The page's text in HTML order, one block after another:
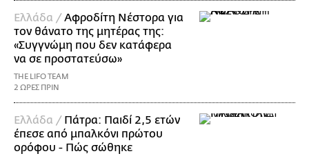
Ελλάδα /Αφροδίτη Νέστορα για
τον θάνατο της μητέρας της:
«Συγγνώμη που δεν κατάφερα
να σε προστατεύσω»
THE LIFO TEAM
2 ΩΡΕΣ ΠΡΙΝ
Ελλάδα / Πάτρα: Παιδί 2,5 ετών
έπεσε από μπαλκόνι πρώτου
ορόφου - Πώς σώθηκε